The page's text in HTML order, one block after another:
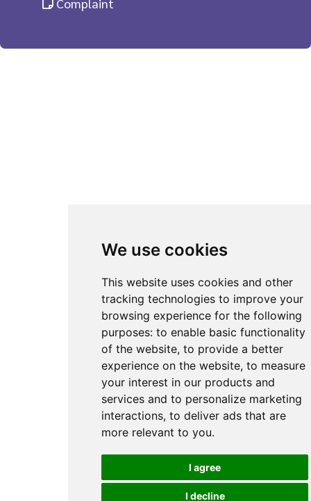
We use cookies
This website uses cookies and other
tracking technologies to improve your
browsing experience for the following
purposes:to enable basic functionality
of the website,to provide a better
experience on the website,to measure
your interest in our products and
services and to personalize marketing
interactions,to deliver ads that are
more relevant to you.
I agree
I decline
Complaint